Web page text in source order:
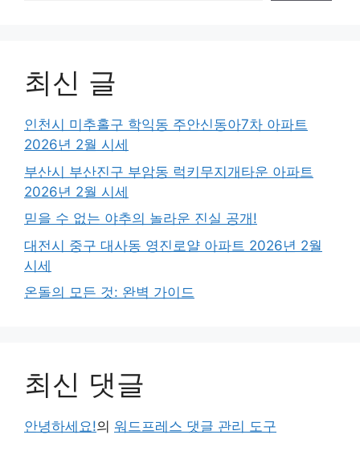
최신 글
인천시 미추홀구 학익동 주안신동아7차 아파트
2026년 2월 시세
부산시 부산진구 부암동 럭키무지개타운 아파트
2026년 2월 시세
믿을 수 없는 야추의 놀라운 진실 공개!
대전시 중구 대사동 영진로얄 아파트 2026년 2월
시세
온돌의 모든 것: 완벽 가이드
최신 댓글
안녕하세요!의 워드프레스 댓글 관리 도구